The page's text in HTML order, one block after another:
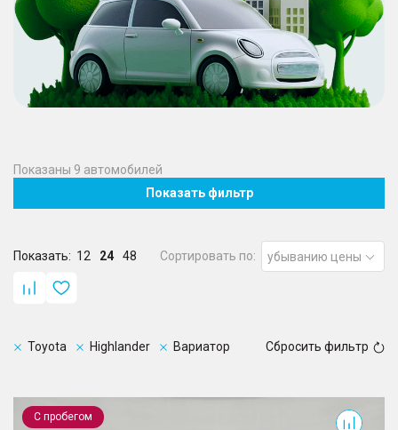
Показаны 9 автомобилей
Показать фильтр
Показать: 12 24 48 Сортировать по: убыванию цены
Toyota Highlander Вариатор Сбросить фильтр
С пробегом
RAV4